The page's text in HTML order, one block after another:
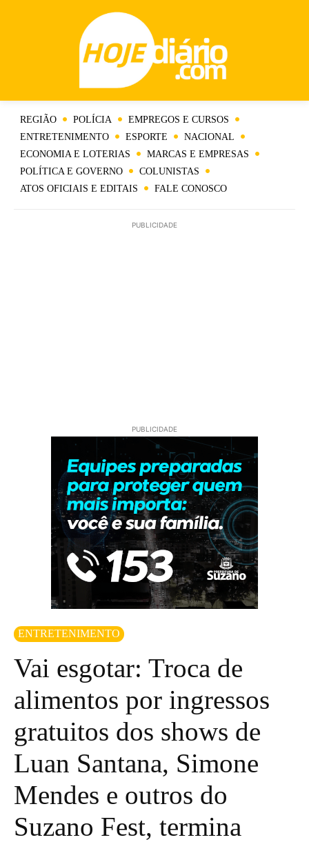
REGIÃO POLÍCIA
EMPREGOS E CURSOS
ENTRETENIMENTO
ESPORTE
NACIONAL
ECONOMIA E LOTERIAS
MARCAS E EMPRESAS
POLÍTICA E GOVERNO
COLUNISTAS
ATOS OFICIAIS E EDITAIS
FALE CONOSCO
PUBLICIDADE
PUBLICIDADE
ENTRETENIMENTO
Vai esgotar: Troca de
alimentos por ingressos
gratuitos dos shows de
Luan Santana, Simone
Mendes e outros do
Suzano Fest, termina